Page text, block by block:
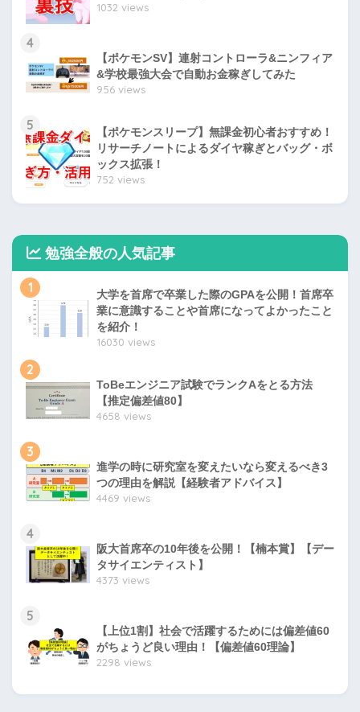
1032 views
4
【ポケモンSV】連射コントローラ&ニンフィア
&学校最強大会で自動お金稼ぎしてみた
956 views
5
【ポケモンスリープ】無課金初心者おすすめ！
リサーチノートによるダイヤ稼ぎとバッグ・ボ
ックス拡張！
752 views
勉強全般の人気記事
1
大学を首席で卒業した際のGPAを公開！首席卒
業に意識することや首席になってよかったこと
を紹介！
16030 views
2
ToBeエンジニア試験でランクAをとる方法
【推定偏差値80】
4658 views
3
進学の時に研究室を変えたいなら変えるべき3
つの理由を解説【経験者アドバイス】
4469 views
4
阪大首席卒の10年後を公開！【楠本賞】【デー
タサイエンティスト】
4373 views
5
【上位1割】社会で活躍するためには偏差値60
がちょうど良い理由！【偏差値60理論】
2298 views